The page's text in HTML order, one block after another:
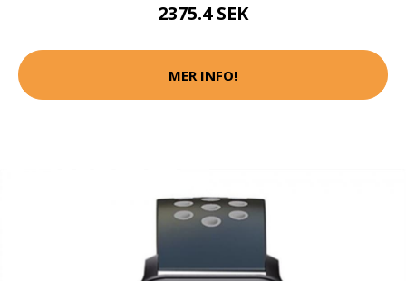
2375.4 SEK
MER INFO!